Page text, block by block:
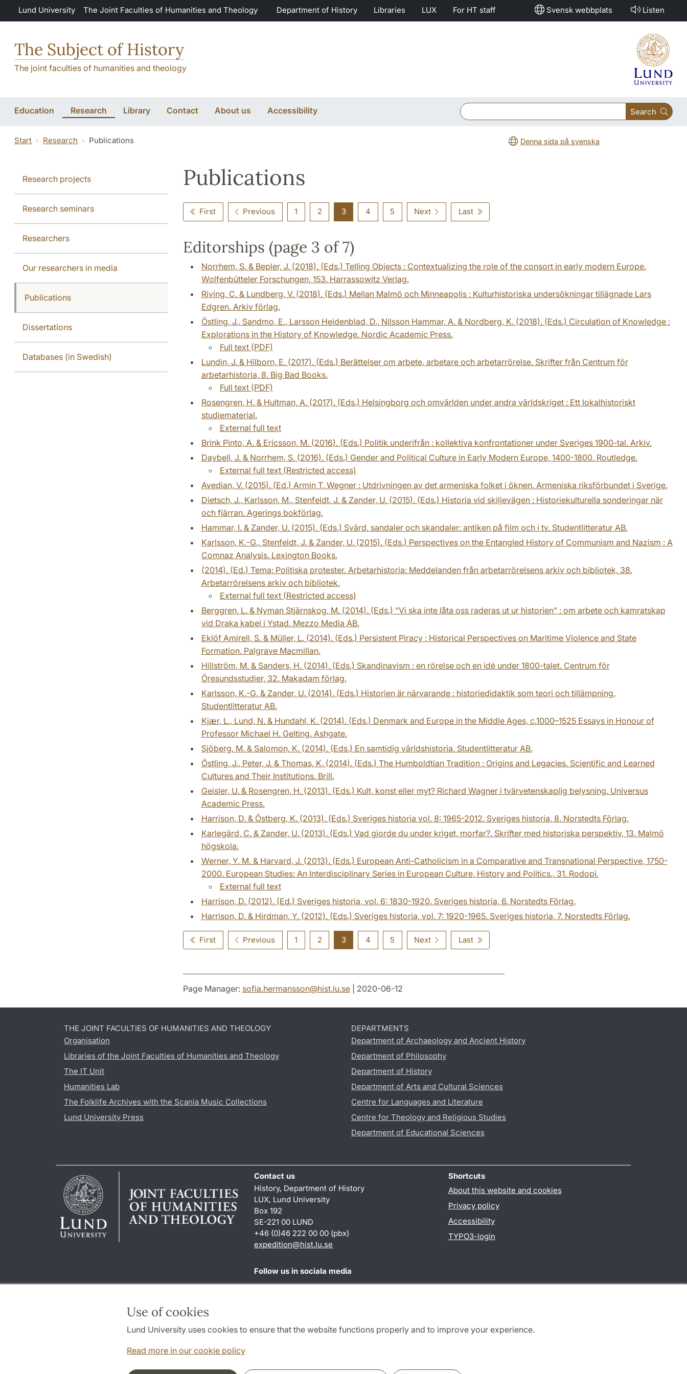
Skip to main content
Use of cookies
Lund University uses cookies to ensure that the website functions properly and to improve your experience.
Read more in our cookie policy
Lund University The Joint Faculties of Humanities and Theology Department of History Libraries LUX For HT staff Svensk webbplats Listen
The Subject of History
The joint faculties of humanities and theology
Education Research Library Contact About us Accessibility Search
Start Research Publications Denna sida på svenska
Research projects
Research seminars
Researchers
Our researchers in media
Publications
Dissertations
Databases (in Swedish)
Publications
First Previous 1 2 3 4 5 Next Last
Editorships (page 3 of 7)
Norrhem, S. & Bepler, J. (2018). (Eds.) Telling Objects : Contextualizing the role of the consort in early modern Europe.
Wolfenbütteler Forschungen, 153. Harrassowitz Verlag.
Riving, C. & Lundberg, V. (2018). (Eds.) Mellan Malmö och Minneapolis : Kulturhistoriska undersökningar tillägnade Lars
Edgren. Arkiv förlag.
Östling, J., Sandmo, E., Larsson Heidenblad, D., Nilsson Hammar, A. & Nordberg, K. (2018). (Eds.) Circulation of Knowledge :
Explorations in the History of Knowledge. Nordic Academic Press.
Full text (PDF)
Lundin, J. & Hilborn, E. (2017). (Eds.) Berättelser om arbete, arbetare och arbetarrörelse. Skrifter från Centrum för
arbetarhistoria, 8. Big Bad Books.
Full text (PDF)
Rosengren, H. & Hultman, A. (2017). (Eds.) Helsingborg och omvärlden under andra världskriget : Ett lokalhistoriskt
studiematerial.
External full text
Brink Pinto, A. & Ericsson, M. (2016). (Eds.) Politik underifrån : kollektiva konfrontationer under Sveriges 1900-tal. Arkiv.
Daybell, J. & Norrhem, S. (2016). (Eds.) Gender and Political Culture in Early Modern Europe, 1400-1800. Routledge.
External full text (Restricted access)
Avedian, V. (2015). (Ed.) Armin T. Wegner : Utdrivningen av det armeniska folket i öknen. Armeniska riksförbundet i Sverige.
Dietsch, J., Karlsson, M., Stenfeldt, J. & Zander, U. (2015). (Eds.) Historia vid skiljevägen : Historiekulturella sonderingar när
och fjärran. Agerings bokförlag.
Hammar, I. & Zander, U. (2015). (Eds.) Svärd, sandaler och skandaler: antiken på film och i tv. Studentlitteratur AB.
Karlsson, K.-G., Stenfeldt, J. & Zander, U. (2015). (Eds.) Perspectives on the Entangled History of Communism and Nazism : A
Comnaz Analysis. Lexington Books.
(2014). (Ed.) Tema: Politiska protester. Arbetarhistoria: Meddelanden från arbetarrörelsens arkiv och bibliotek, 38.
Arbetarrörelsens arkiv och bibliotek.
External full text (Restricted access)
Berggren, L. & Nyman Stjärnskog, M. (2014). (Eds.) "Vi ska inte låta oss raderas ut ur historien" : om arbete och kamratskap
vid Draka kabel i Ystad. Mezzo Media AB.
Eklöf Amirell, S. & Müller, L. (2014). (Eds.) Persistent Piracy : Historical Perspectives on Maritime Violence and State
Formation. Palgrave Macmillan.
Hillström, M. & Sanders, H. (2014). (Eds.) Skandinavism : en rörelse och en idé under 1800-talet. Centrum för
Öresundsstudier, 32. Makadam förlag.
Karlsson, K.-G. & Zander, U. (2014). (Eds.) Historien är närvarande : historiedidaktik som teori och tillämpning.
Studentlitteratur AB.
Kjær, L., Lund, N. & Hundahl, K. (2014). (Eds.) Denmark and Europe in the Middle Ages, c.1000–1525 Essays in Honour of
Professor Michael H. Gelting. Ashgate.
Sjöberg, M. & Salomon, K. (2014). (Eds.) En samtidig världshistoria. Studentlitteratur AB.
Östling, J., Peter, J. & Thomas, K. (2014). (Eds.) The Humboldtian Tradition : Origins and Legacies. Scientific and Learned
Cultures and Their Institutions. Brill.
Geisler, U. & Rosengren, H. (2013). (Eds.) Kult, konst eller myt? Richard Wagner i tvärvetenskaplig belysning. Universus
Academic Press.
Harrison, D. & Östberg, K. (2013). (Eds.) Sveriges historia vol. 8: 1965-2012. Sveriges historia, 8. Norstedts Förlag.
Karlegärd, C. & Zander, U. (2013). (Eds.) Vad gjorde du under kriget, morfar?. Skrifter med historiska perspektiv, 13. Malmö
högskola.
Werner, Y. M. & Harvard, J. (2013). (Eds.) European Anti-Catholicism in a Comparative and Transnational Perspective, 1750-
2000. European Studies: An Interdisciplinary Series in European Culture, History and Politics., 31. Rodopi.
External full text
Harrison, D. (2012). (Ed.) Sveriges historia, vol. 6: 1830-1920. Sveriges historia, 6. Norstedts Förlag.
Harrison, D. & Hirdman, Y. (2012). (Eds.) Sveriges historia, vol. 7: 1920-1965. Sveriges historia, 7. Norstedts Förlag.
First Previous 1 2 3 4 5 Next Last
Page Manager: sofia.hermansson@hist.lu.se| 2020-06-12
THE JOINT FACULTIES OF HUMANITIES AND THEOLOGY
Organisation
Libraries of the Joint Faculties of Humanities and Theology
The IT Unit
Humanities Lab
The Folklife Archives with the Scania Music Collections
Lund University Press
DEPARTMENTS
Department of Archaeology and Ancient History
Department of Philosophy
Department of History
Department of Arts and Cultural Sciences
Centre for Languages and Literature
Centre for Theology and Religious Studies
Department of Educational Sciences
Contact us
History, Department of History
LUX, Lund University
Box 192
SE-221 00 LUND
+46 (0)46 222 00 00 (pbx)
expedition@hist.lu.se
Shortcuts
About this website and cookies
Privacy policy
Accessibility
TYPO3-login
Follow us in sociala media